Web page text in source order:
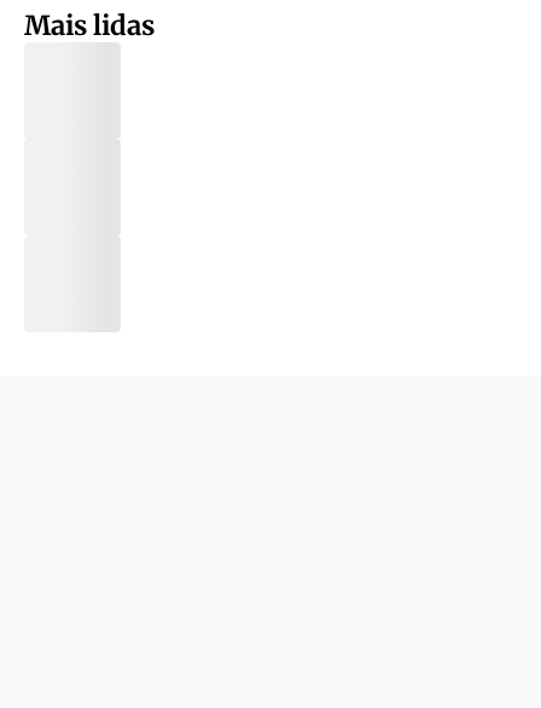
Mais lidas